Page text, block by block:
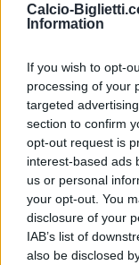
Calcio-
Information
If you wish to opt-
processing of your
targeted
section to confirm
opt-out request is
interest-based ads
us or personal
your opt-out. You
disclosure of your
IAB’s list of
also be disclosed
I migliori
biglietti
Le
Partite
2025